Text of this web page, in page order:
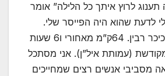
תענוג לרוץ איתך כל הלילה” אומר
לדעת שהוא היה הפייסר שלי.
אנחנו מתקרבים לכיכר רבין. 64ק”מ מאחורי ו6 שעות
(עמותת איל”ן). אני מסתכל
מסביבי אנשים רצים שמחייכים